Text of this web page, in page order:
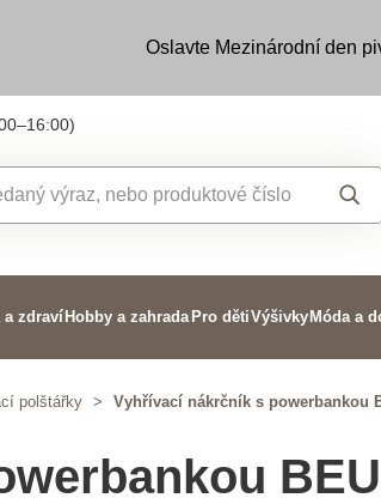
Oslavte Mezinárodní den
a zdraví Hobby a zahrada Pro dětiVýšivky Móda a
polštářky > Vyhřívací nákrčník s powerbankou